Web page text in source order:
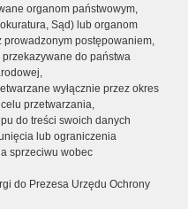
organom państwowym,
Sąd) lub organom
postępowaniem,
do państwa
wyłącznie przez okres
przetwarzania,
do treści swoich danych
lub ograniczenia
sprzeciwu wobec
do Prezesa Urzędu Ochrony